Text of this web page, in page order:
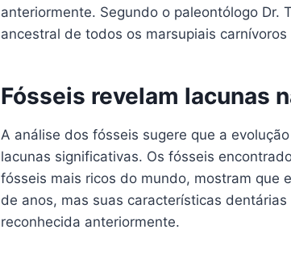
anteriormente. Segundo o paleontólogo Dr.
ancestral de todos os marsupiais carnívoros
Fósseis revelam lacunas
A análise dos fósseis sugere que a
lacunas significativas. Os fósseis
fósseis mais ricos do mundo, mostram que
de anos, mas suas características
reconhecida anteriormente.